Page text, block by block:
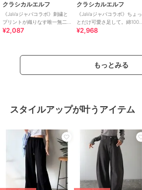
クラシカルエルフ
《JaVaジャバコラボ》刺繍と
プリントが織りなす唯一無二
のデザイン。綿100％おさかな
¥2,087
クラシカルエルフ
《JaVaジャバコラボ》ちょっ
とだけ可愛さ足して。綿100％
袖フリル配色カレッジロゴ刺
¥2,968
もっとみる
スタイルアップが叶うアイテム